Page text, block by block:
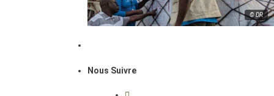
© DR
Nous Suivre